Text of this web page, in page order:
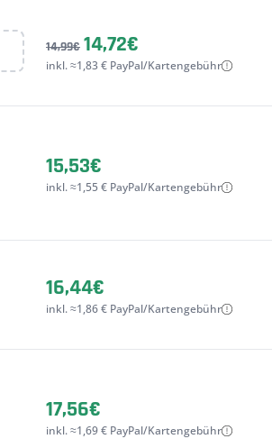
14,99€ 14,72€
inkl. ≈1,83 € PayPal/Kartengebühr
15,53€
inkl. ≈1,55 € PayPal/Kartengebühr
16,44€
inkl. ≈1,86 € PayPal/Kartengebühr
17,56€
inkl. ≈1,69 € PayPal/Kartengebühr